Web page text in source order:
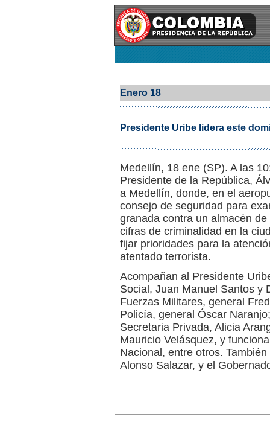
Enero 18
Presidente Uribe lidera este
Medellín, 18 ene (SP). A las
Presidente de la República,
a Medellín, donde, en el
consejo de seguridad para
granada contra un almacén
cifras de criminalidad en la
fijar prioridades para la
atentado terrorista.
Acompañan al Presidente
Social, Juan Manuel Santos y
Fuerzas Militares, general
Policía, general Óscar
Secretaria Privada, Alicia
Mauricio Velásquez, y
Nacional, entre otros.
Alonso Salazar, y el